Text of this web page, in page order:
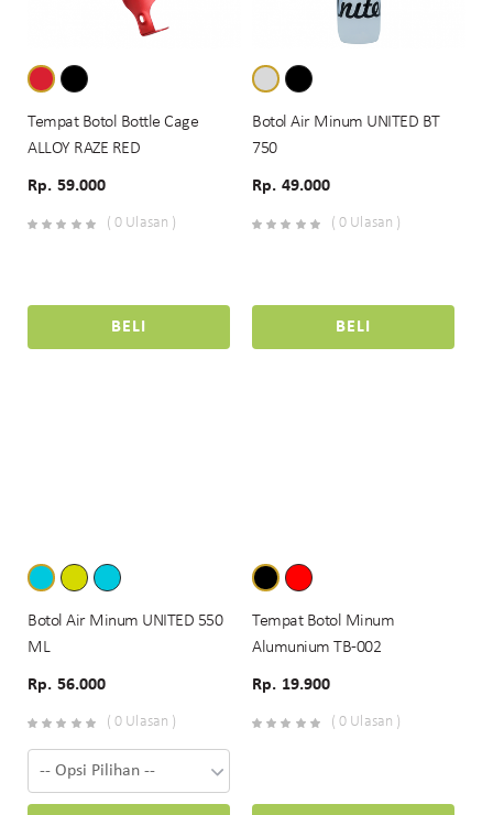
Tempat Botol Bottle Cage
ALLOY RAZE RED
Rp. 59.000
( 0 Ulasan )
BELI
Botol Air Minum UNITED BT
750
Rp. 49.000
( 0 Ulasan )
BELI
Botol Air Minum UNITED 550
ML
Rp. 56.000
( 0 Ulasan )
Tempat Botol Minum
Alumunium TB-002
Rp. 19.900
( 0 Ulasan )